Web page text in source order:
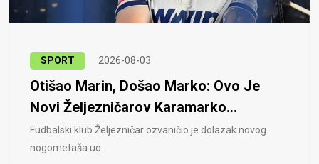
SPORT 2026-08-03
Otišao Marin, Došao Marko: Ovo Je
Novi Željezničarov Karamarko...
Fudbalski klub Željezničar ozvaničio je dolazak novog
nogometaša uo..